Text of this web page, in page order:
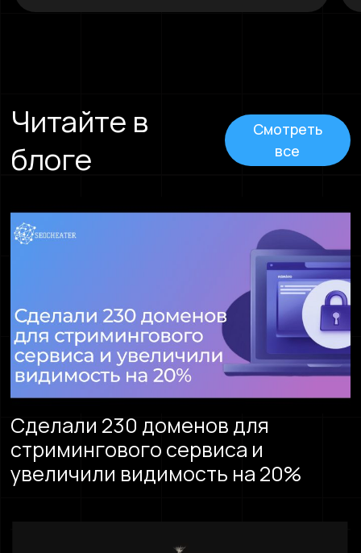
Читайте в
блоге
Смотреть
все
Сделали 230 доменов для
стримингового сервиса и
увеличили видимость на 20%